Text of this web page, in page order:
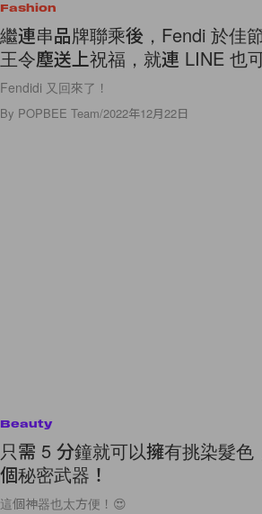
Fashion
繼連串品牌聯乘後，Fendi 於佳
王令塵送上祝福，就連 LINE 也
Fendidi 又回來了！
By POPBEE Team/2022年12月22日
Beauty
只需 5 分鐘就可以擁有挑染髮色
個秘密武器！
這個神器也太方便！😍